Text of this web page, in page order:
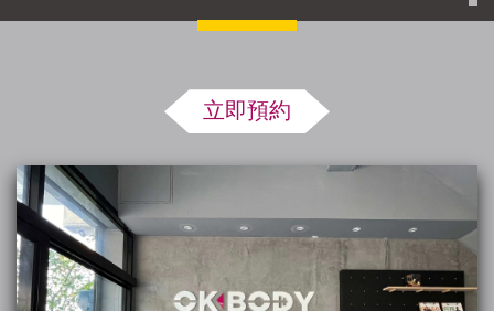
獎：500元點數• 安慰
5年了🙏疫情肆虐的這
運動、一起健康飲
食！！再次非常感謝各
🏋️‍♀️🏋️‍♀️🏋️‍♀️新朋友走過路
過千萬別再錯過~快私
訊粉專了解活動內容及
預約體驗💖-📌活動期
立即預約